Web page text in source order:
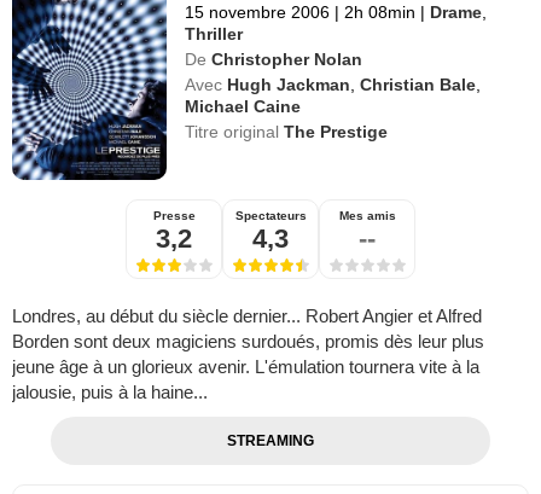
15 novembre 2006 | 2h 08min | Drame
Thriller
De Christopher Nolan
Avec Hugh Jackman ,Christian Bale
Michael Caine
Titre originalThe Prestige
Presse
3,2
Spectateurs
4,3
Mes amis
--
Londres, au début du siècle dernier... Robert Angier et Alfred
Borden sont deux magiciens surdoués, promis dès leur plus
jeune âge à un glorieux avenir. L'émulation tournera vite à la
jalousie, puis à la haine...
STREAMING